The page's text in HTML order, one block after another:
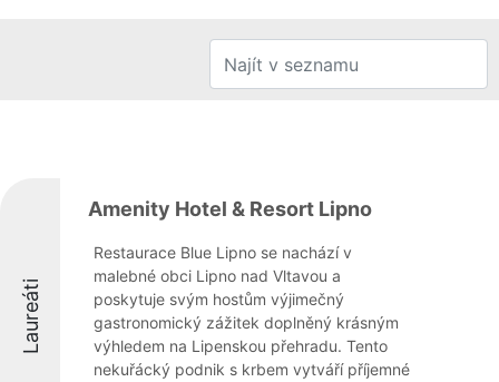
Laureáti
Amenity Hotel & Resort Lipno
Restaurace Blue Lipno se nachází v
malebné obci Lipno nad Vltavou a
poskytuje svým hostům výjimečný
gastronomický zážitek doplněný krásným
výhledem na Lipenskou přehradu. Tento
nekuřácký podnik s krbem vytváří příjemné